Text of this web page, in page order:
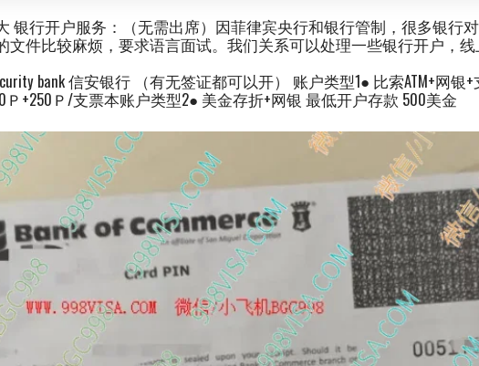
银行开户服务：（无需出席）因菲律宾央行和银行管制，很多银行
文件比较麻烦，要求语言面试。我们关系可以处理一些银行开户，
bank 信安银行 （有无签证都可以开） 账户类型1● 比索ATM+网银
Ｐ+250Ｐ/支票本账户类型2● 美金存折+网银 最低开户存款 500美金